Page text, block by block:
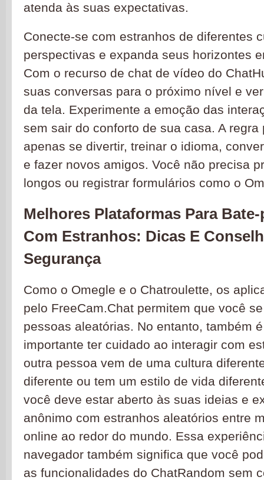
atenda às suas expectativas.
Conecte-se com estranhos de diferentes
perspectivas e expanda seus horizontes
Com o recurso de chat de vídeo do
suas conversas para o próximo nível e
da tela. Experimente a emoção das
sem sair do conforto de sua casa. A regra
apenas se divertir, treinar o idioma,
e fazer novos amigos. Você não precisa
longos ou registrar formulários como o
Melhores Plataformas Para
Com Estranhos: Dicas E
Segurança
Como o Omegle e o Chatroulette, os
pelo FreeCam.Chat permitem que você
pessoas aleatórias. No entanto, também
importante ter cuidado ao interagir com
outra pessoa vem de uma cultura
diferente ou tem um estilo de vida
você deve estar aberto às suas ideias e
anônimo com estranhos aleatórios entre
online ao redor do mundo. Essa
navegador também significa que você
as funcionalidades do ChatRandom sem